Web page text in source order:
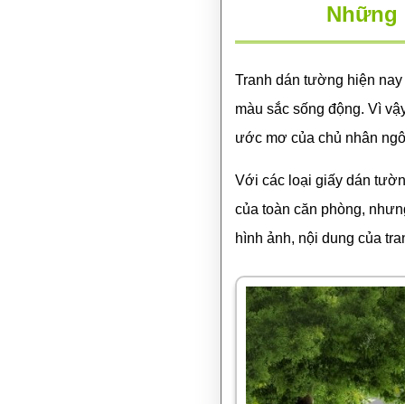
Những
Tranh dán tường hiện
màu sắc sống động. Vì
ước mơ của chủ nhân
Với các loại giấy dán
của toàn căn phòng,
hình ảnh, nội dung của